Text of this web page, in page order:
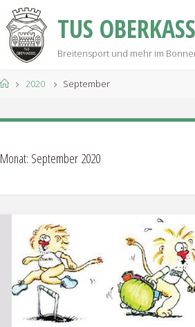
Skip
to
content
TUS OBERKASS
Breitensport und mehr im
Home2020 September
Monat: September 2020